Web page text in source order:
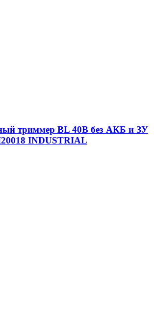
триммер BL 40В без АКБ и ЗУ
INDUSTRIAL